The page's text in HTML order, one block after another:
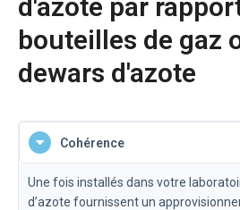
d'azote par
bouteilles de gaz
dewars d'azote
Cohérence
Une fois installés dans votre
d’azote fournissent un